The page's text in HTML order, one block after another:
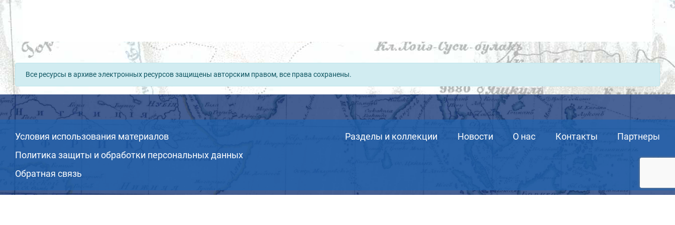
Все ресурсы в архиве электронных ресурсов защищены авторским правом, все права сохранены.
Условия использования материалов
Политика защиты и обработки персональных данных
Обратная связь
Разделы и коллекции Новости О нас Контакты Партнеры